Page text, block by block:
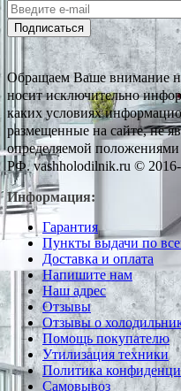
Подписаться
Обращаем Ваше внимание
носит исключительно
каких условиях
размещенные на сайте, не
определяемой положениями
РФ. vashholodilnik.ru ©
Информация:
Гарантия
Пункты выдачи по
Доставка и оплата
Напишите нам
Наш адрес
Отзывы
Отзывы о
Помощь покупателю
Утилизация техники
Политика
Самовывоз